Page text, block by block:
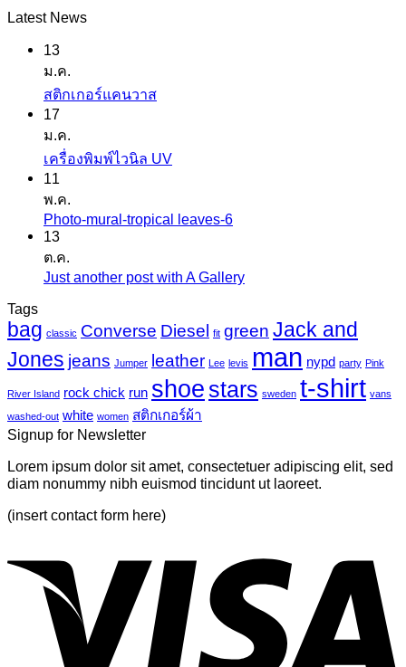
Latest News
13
ม.ค.
สติกเกอร์แคนวาสไม่มี
บน
นวาส
17
ม.ค.
เครื่องพิมพ์ไวนิล UVไม่มี
บน
ไว
11
พ.ค.
Photo-mural-tropical leaves-6ไม่มี
mural-
tropical
leaves-
13
ต.ค.
Just another post with A Galleryไม่มี
เห็น
บน
Just
another
post
Tags
bag classic Converse Diesel fit green Jack and
Jones jeans Jumper leather Lee levis man nypd party Pink
River Island rock chick run shoe stars sweden t-shirt vans
washed-out white women สติกเกอร์ผ้า
Signup for Newsletter
Lorem ipsum dolor sit amet, consectetuer adipiscing elit, sed
diam nonummy nibh euismod tincidunt ut laoreet.
(insert contact form here)